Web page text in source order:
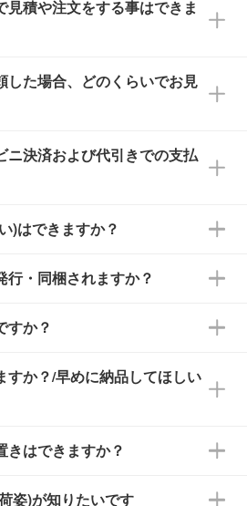
見積や注文をする事はできま
文フォームにて『ゲストの
らお進みのうえ、ご依頼く
した場合、どのくらいでお見
にお送りしております。混
お時間をいただくこともご
は、翌営業日以降のご連絡
ニ決済および代引きでの支払
応となります。
)はできますか？
お願いしておりますが、自
め翌月末払いに対応可能で
念品で対策委員会や個人様
であれば、同様の条件でご
タッフまでお気軽にご相談
行・同梱されますか？
依頼をいただいた場合の
タをメール添付でお送りし
『ご注文に関する備考欄』
すか？
個程度)
像の校了から約2週間～2
2営業日で出荷いたしま
すか？/早めに納品してほしい
場合は、お問い合わせ・お
きはできますか？
姿)が知りたいです